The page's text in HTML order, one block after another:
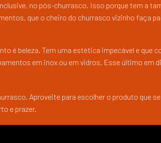
no pós-churrasco. Isso porque tem a
que o cheiro do churrasco vizinho faça
é beleza. Tem uma estética impecável e que
em inox ou em vidros. Esse último em
Aproveite para escolher o produto que
e prazer.